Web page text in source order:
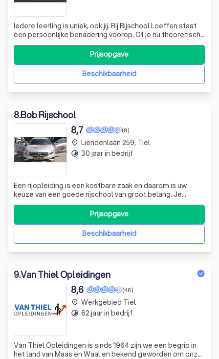
Iedere leerling is uniek, ook jij. Bij Rijschool Loeffen staat
een persoonlijke benadering voorop. Of je nu theoretisch
of praktisch bent ingesteld, Rijschool Loeffen kijkt naar
wie jij bent! Op deze manier haal jij je rijbewijs op jouw
tempo. Met vaste lesprijzen en iedere keer dezelfde
instructeu
Beschikbaarheid
Prijsopgave
8.Bob Rijschool
(9)
8,7
Een rijopleiding is een kostbare zaak en daarom is uw
keuze van een goede rijschool van groot belang. Je
rijbewijs is eenmalige investering waarvan je een leven
lang profijt hebt. Het maakt je onafhankelijk en je kunt
gaan en staan waar je wil. Bij Bob Rijschool krijg je les van je
vaste instructeur
Beschikbaarheid
Prijsopgave
place Liendenlaan 259, Tiel
timelapse 30 jaar in bedrijf
9.Van Thiel Opleidingen
(46)
8,6
Van Thiel Opleidingen is sinds 1964 zijn we een begrip in
het land van Maas en Waal en bekend geworden om onze
place Werkgebied Tiel
timelapse 62 jaar in bedrijf